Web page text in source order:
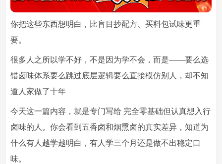
你把这些东西想明白，比盲目抄配方、买料包试味更重
要。
很多人之所以学不好，不是因为学不会，而是——要么选
错卤味体系要么跳过底层逻辑要么直接模仿别人，却不知
道人家做了十年
今天这一篇内容，就是专门写给 完全零基础但认真想入行
卤味的人 。你会看到五香卤和烟熏卤的真实差异，知道为
什么有人越学越明白，有人学三个月还是做不出稳定口
味。